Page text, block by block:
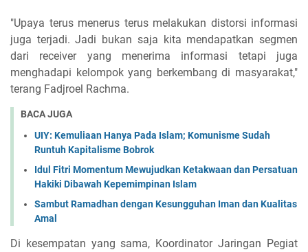
"Upaya terus menerus terus melakukan distorsi informasi
juga terjadi. Jadi bukan saja kita mendapatkan segmen
dari receiver yang menerima informasi tetapi juga
menghadapi kelompok yang berkembang di masyarakat,"
terang Fadjroel Rachma.
BACA JUGA
UIY: Kemuliaan Hanya Pada Islam; Komunisme Sudah
Runtuh Kapitalisme Bobrok
Idul Fitri Momentum Mewujudkan Ketakwaan dan Persatuan
Hakiki Dibawah Kepemimpinan Islam
Sambut Ramadhan dengan Kesungguhan Iman dan Kualitas
Amal
Di kesempatan yang sama, Koordinator Jaringan Pegiat